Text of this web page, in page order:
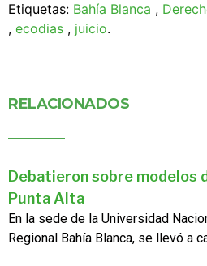
Etiquetas: Bahía Blanca ,
, ecodias , juicio.
RELACIONADOS
Debatieron sobre modelos
Punta Alta
En la sede de la Universidad
Regional Bahía Blanca, se llevó a